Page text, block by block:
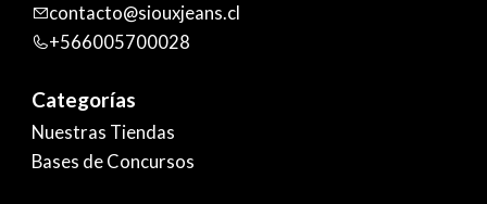
contacto@siouxjeans.cl
+566005700028
Categorías
Nuestras Tiendas
Bases de Concursos